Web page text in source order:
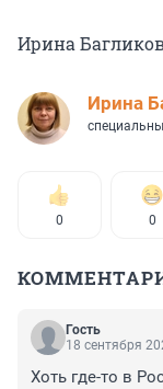
Ирина
Ирина
0 0
Гость
18 сентября
Хоть где-то в